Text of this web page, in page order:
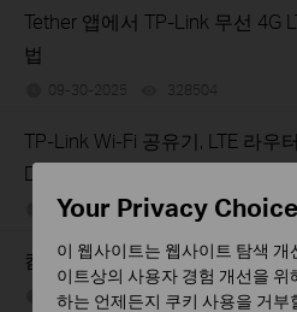
Tether 앱에서 TP-Link 무선 4G
법
09-30-2025 328504
TP-Link Wi-Fi 공유기, LTE 라우
DDNS 기능 문제 해결 가이드
09-30-2025 294340views
컴퓨터 및 휴대폰에서 VPN 클라
09-20-2025 120043 views
Your Privacy
이 웹사이트는 웹사이트 탐색 개
이트상의 사용자 경험 개선을 위
하는 언제든지 쿠키 사용을 거부